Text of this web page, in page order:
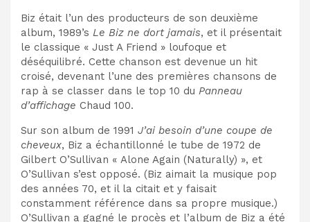
Biz était l’un des producteurs de son deuxième
album, 1989’s Le Biz ne dort jamais, et il présentait
le classique « Just A Friend » loufoque et
déséquilibré. Cette chanson est devenue un hit
croisé, devenant l’une des premières chansons de
rap à se classer dans le top 10 du Panneau
d’affichage Chaud 100.
Sur son album de 1991 J’ai besoin d’une coupe de
cheveux, Biz a échantillonné le tube de 1972 de
Gilbert O’Sullivan « Alone Again (Naturally) », et
O’Sullivan s’est opposé. (Biz aimait la musique pop
des années 70, et il la citait et y faisait
constamment référence dans sa propre musique.)
O’Sullivan a gagné le procès et l’album de Biz a été